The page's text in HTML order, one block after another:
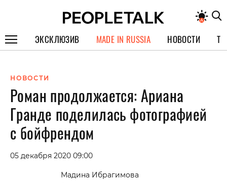
ЭКСКЛЮЗИВ
СПЕЦПРОЕКТЫ
ИНТЕРВЬЮ
ПОКОЛЕНИЕ
MADE IN RUSSIA НОВОСТИ
НОВОСТИ
Роман продолжается: Ариана
Гранде поделилась фотографией
с бойфрендом
05 декабря 2020 09:00
Мадина Ибрагимова